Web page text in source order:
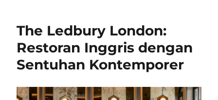
The Ledbury London:
Restoran Inggris dengan
Sentuhan Kontemporer